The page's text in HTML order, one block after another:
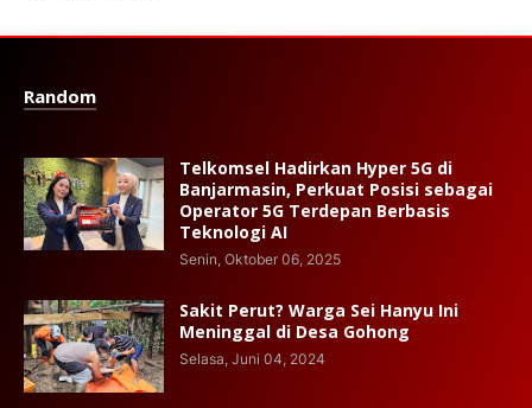
Random
Telkomsel Hadirkan Hyper 5G di
Banjarmasin, Perkuat Posisi sebagai
Operator 5G Terdepan Berbasis
Teknologi AI
Senin, Oktober 06, 2025
Sakit Perut? Warga Sei Hanyu Ini
Meninggal di Desa Gohong
Selasa, Juni 04, 2024